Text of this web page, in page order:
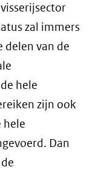
zal immers
delen van de
hele
zijn ook
hele
Dan